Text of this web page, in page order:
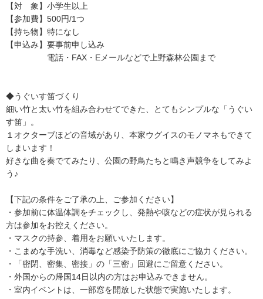
【対 象】小学生以上
【参加費】500円/1つ
【持ち物】特になし
【申込み】要事前申し込み
電話・FAX・Eメールなどで上野森林公園まで
◆うぐいす笛づくり
細い竹と太い竹を組み合わせてできた、とてもシンプルな「うぐい
す笛」。
１オクターブほどの音域があり、本家ウグイスのモノマネもできて
しまいます！
好きな曲を奏でてみたり、公園の野鳥たちと鳴き声競争をしてみよ
う♪
【下記の条件をご了承の上、ご参加ください】
・参加前に体温体調をチェックし、発熱や咳などの症状が見られる
方は参加をお控えください。
・マスクの持参、着用をお願いいたします。
・こまめな手洗い、消毒など感染予防策の徹底にご協力ください。
・「密閉、密集、密接」の「三密」回避にご留意ください。
・外国からの帰国14日以内の方はお申込みできません。
・室内イベントは、一部窓を開放した状態で実施いたします。